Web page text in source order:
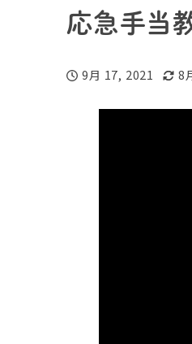
応急手当
投稿日
9月 17, 2021
更新
8